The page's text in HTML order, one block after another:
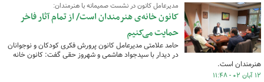
مدیرعامل کانون در نشست صمیمانه با هنرمندان:
کانون خانه‌ی هنرمندان است/ از تمام آثار فاخر
حمایت می‌کنیم
حامد علامتی مدیرعامل کانون پرورش فکری کودکان و نوجوانان
در دیدار با سیدجواد هاشمی و شهروز حقی گفت: کانون خانه
هنرمندان است.
۱۲ آبان ۰۲ - ۱۱:۴۸